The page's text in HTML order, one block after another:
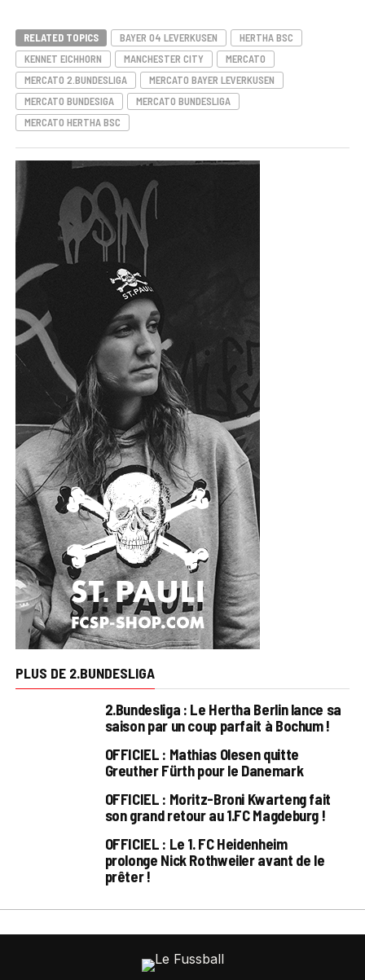
RELATED TOPICS BAYER 04 LEVERKUSEN
HERTHA BSC
KENNET EICHHORN
MANCHESTER CITY
MERCATO
MERCATO 2.BUNDESLIGA
MERCATO BAYER LEVERKUSEN
MERCATO BUNDESIGA
MERCATO BUNDESLIGA
MERCATO HERTHA BSC
PLUS DE 2.BUNDESLIGA
2.Bundesliga : Le Hertha Berlin lance sa
saison par un coup parfait à Bochum !
OFFICIEL : Mathias Olesen quitte
Greuther Fürth pour le Danemark
OFFICIEL : Moritz-Broni Kwarteng fait
son grand retour au 1.FC Magdeburg !
OFFICIEL : Le 1. FC Heidenheim
prolonge Nick Rothweiler avant de le
prêter !